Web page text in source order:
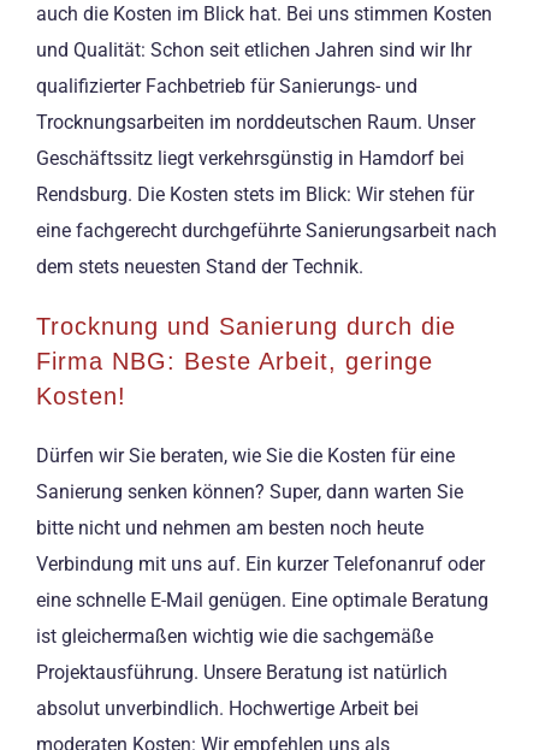
auch die Kosten im Blick hat. Bei uns stimmen Kosten
und Qualität: Schon seit etlichen Jahren sind wir Ihr
qualifizierter Fachbetrieb für Sanierungs- und
Trocknungsarbeiten im norddeutschen Raum. Unser
Geschäftssitz liegt verkehrsgünstig in Hamdorf bei
Rendsburg. Die Kosten stets im Blick: Wir stehen für
eine fachgerecht durchgeführte Sanierungsarbeit nach
dem stets neuesten Stand der Technik.
Trocknung und Sanierung durch die
Firma NBG: Beste Arbeit, geringe
Kosten!
Dürfen wir Sie beraten, wie Sie die Kosten für eine
Sanierung senken können? Super, dann warten Sie
bitte nicht und nehmen am besten noch heute
Verbindung mit uns auf. Ein kurzer Telefonanruf oder
eine schnelle E-Mail genügen. Eine optimale Beratung
ist gleichermaßen wichtig wie die sachgemäße
Projektausführung. Unsere Beratung ist natürlich
absolut unverbindlich. Hochwertige Arbeit bei
moderaten Kosten: Wir empfehlen uns als